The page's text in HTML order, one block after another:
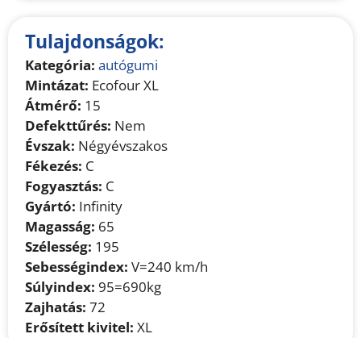
Tulajdonságok:
Kategória: autógumi
Mintázat: Ecofour XL
Átmérő: 15
Defekttűrés: Nem
Évszak: Négyévszakos
Fékezés: C
Fogyasztás: C
Gyártó: Infinity
Magasság: 65
Szélesség: 195
Sebességindex: V=240 km/h
Súlyindex: 95=690kg
Zajhatás: 72
Erősített kivitel: XL